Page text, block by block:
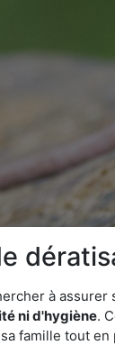
à
ni d'hygiène.
famille tout